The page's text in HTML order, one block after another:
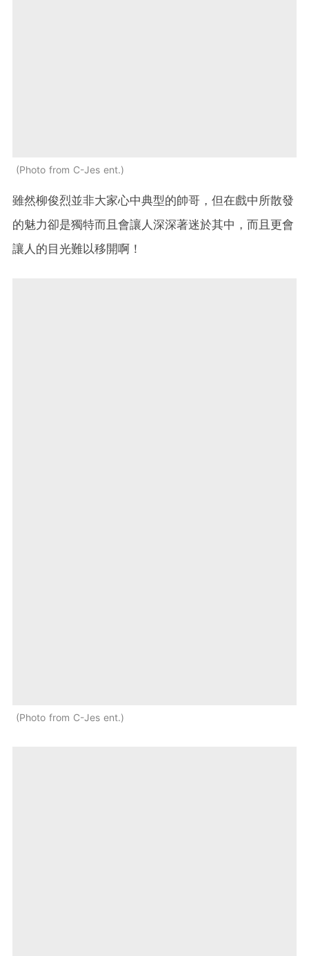
Photo from C-Jes ent.
雖然柳俊烈並非大家心中典型的帥哥，但在戲中所散發
的魅力卻是獨特而且會讓人深深著迷於其中，而且更會
讓人的目光難以移開啊！
Photo from C-Jes ent.